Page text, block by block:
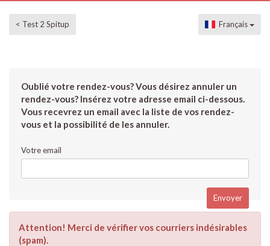
< Test 2 Spitup Français
Oublié votre rendez-vous? Vous désirez annuler un
rendez-vous? Insérez votre adresse email ci-dessous.
Vous recevrez un email avec la liste de vos rendez-
vous et la possibilité de les annuler.
Votre email
Attention! Merci de vérifier vos courriers indésirables
(spam).